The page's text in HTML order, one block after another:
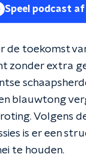
Speel podcast af
de toekomst
zonder extra
blauwtong
Volgens
is er een
te houden.